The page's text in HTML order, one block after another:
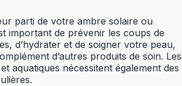
parti de votre ambre solaire ou
important de prévenir les coups de
d’hydrater et de soigner votre peau,
d’autres produits de soin. Les
aquatiques nécessitent également des